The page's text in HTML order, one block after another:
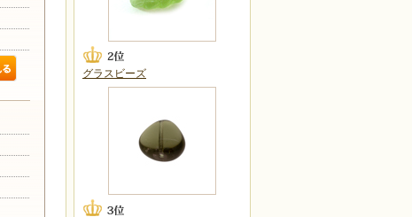
グラスビーズ